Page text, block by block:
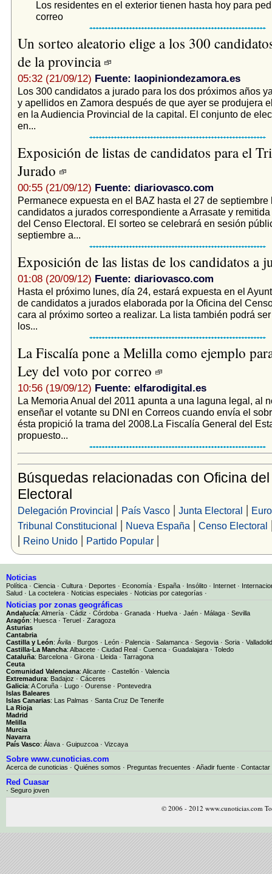
Los residentes en el exterior tienen hasta hoy para
correo
Un sorteo aleatorio elige a los 300
de la provincia
05:32 (21/09/12) Fuente: laopiniondezamora.es
Los 300 candidatos a jurado para los dos próximos años
y apellidos en Zamora después de que ayer se produjera
en la Audiencia Provincial de la capital. El conjunto de
en...
Exposición de listas de candidatos para el
Jurado
00:55 (21/09/12) Fuente: diariovasco.com
Permanece expuesta en el BAZ hasta el 27 de septiembre
candidatos a jurados correspondiente a Arrasate y
del Censo Electoral. El sorteo se celebrará en sesión
septiembre a...
Exposición de las listas de los candidatos a
01:08 (20/09/12) Fuente: diariovasco.com
Hasta el próximo lunes, día 24, estará expuesta en el
de candidatos a jurados elaborada por la Oficina del
cara al próximo sorteo a realizar. La lista también podrá
los...
La Fiscalía pone a Melilla como ejemplo
Ley del voto por correo
10:56 (19/09/12) Fuente: elfarodigital.es
La Memoria Anual del 2011 apunta a una laguna legal, al
enseñar el votante su DNI en Correos cuando envía el
ésta propició la trama del 2008.La Fiscalía General del
propuesto...
Búsquedas relacionadas con Oficina
Electoral
Delegación Provincial | País Vasco| Junta Electoral |
Tribunal Constitucional | Nueva España | Censo Electoral
| Reino Unido| Partido Popular|
Noticias
Política · Ciencia · Cultura · Deportes · Economía · España · Insólito · Internet ·
Salud · La coctelera · Noticias especiales · Noticias por categorías ·
Noticias por zonas geográficas
Andalucía: Almería · Cádiz · Córdoba · Granada · Huelva · Jaén · Málaga · Sevilla
Aragón: Huesca · Teruel · Zaragoza
Asturias
Cantabria
Castilla y León: Ávila · Burgos · León · Palencia · Salamanca · Segovia · Soria · Valladolid
Castilla-La Mancha: Albacete · Ciudad Real · Cuenca · Guadalajara · Toledo
Cataluña: Barcelona · Girona · Lleida · Tarragona
Ceuta
Comunidad Valenciana: Alicante · Castellón · Valencia
Extremadura: Badajoz · Cáceres
Galicia: A Coruña · Lugo · Ourense · Pontevedra
Islas Baleares
Islas Canarias: Las Palmas · Santa Cruz De Tenerife
La Rioja
Madrid
Melilla
Murcia
Navarra
País Vasco: Álava · Guipuzcoa · Vizcaya
Sobre www.cunoticias.com
Acerca de cunoticias · Quiénes somos · Preguntas frecuentes · Añadir fuente · Contactar
Red Cuasar
· Seguro joven
© 2006 - 2012 www.cunoticias.com